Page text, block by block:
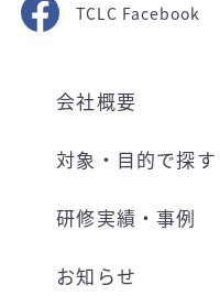
TCLC Facebook
会社概要
対象・目的で探す
研修実績・事例
お知らせ